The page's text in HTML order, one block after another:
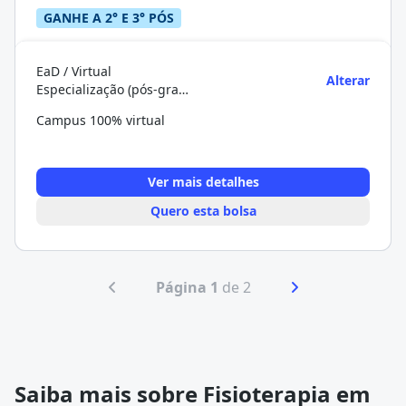
GANHE A 2° E 3° PÓS
EaD / Virtual
Especialização (pós-graduação)
Alterar
Campus 100% virtual
Ver mais detalhes
Quero esta bolsa
Página 1 de 2
Saiba mais sobre Fisioterapia em